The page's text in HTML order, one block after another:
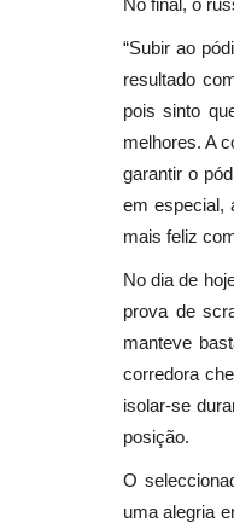
“Subir ao
resultado
pois sinto
melhores. A
garantir o
em especial,
mais feliz
No dia de
prova de
manteve
corredora
isolar-se
posição.
O
uma alegria